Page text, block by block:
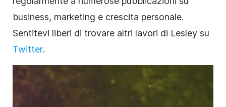
business, marketing e crescita personale.
Sentitevi liberi di trovare altri lavori di Lesley su
Twitter.